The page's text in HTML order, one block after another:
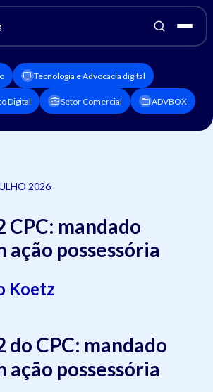
Tecnologia e Advocacia digital
Digital Setor Comercial ADVBOX
2026
mandado
ação possessória
Koetz
CPC: mandado
ação possessória